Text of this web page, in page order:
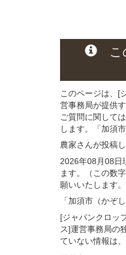
こ
このページは、[
営事務局が提供
ご質問に関して
します。「加須
農家さんが投稿
2026年08月08日
ます。（この数
願いいたします。
「加須市（かぞし
[ジャパンクロッ
ス]運営事務局の
ていない情報は